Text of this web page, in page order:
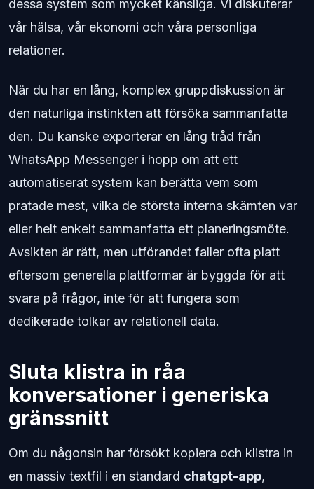
dessa system som mycket känsliga. Vi diskuterar
vår hälsa, vår ekonomi och våra personliga
relationer.
När du har en lång, komplex gruppdiskussion är
den naturliga instinkten att försöka sammanfatta
den. Du kanske exporterar en lång tråd från
WhatsApp Messenger i hopp om att ett
automatiserat system kan berätta vem som
pratade mest, vilka de största interna skämten var
eller helt enkelt sammanfatta ett planeringsmöte.
Avsikten är rätt, men utförandet faller ofta platt
eftersom generella plattformar är byggda för att
svara på frågor, inte för att fungera som
dedikerade tolkar av relationell data.
Sluta klistra in råa
konversationer i generiska
gränssnitt
Om du någonsin har försökt kopiera och klistra in
en massiv textfil i en standard chatgpt-app,